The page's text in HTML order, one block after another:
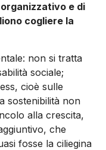
e di
cogliere la
non si tratta
sociale;
cioè sulle
sostenibilità non
alla crescita,
che
fosse la ciliegina